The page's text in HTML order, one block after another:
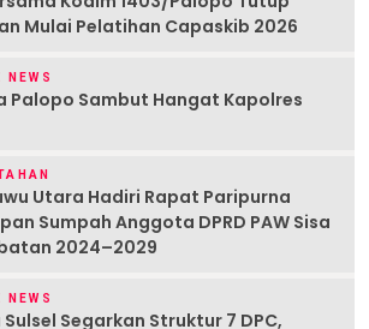
Mulai Pelatihan Capaskib 2026
NEWS
Palopo Sambut Hangat Kapolres
Utara Hadiri Rapat Paripurna
Sumpah Anggota DPRD PAW Sisa
2024–2029
NEWS
Segarkan Struktur 7 DPC,